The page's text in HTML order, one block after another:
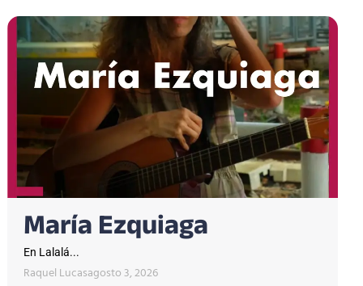
María Ezquiaga
En Lalalá...
Raquel Lucasagosto 3, 2026